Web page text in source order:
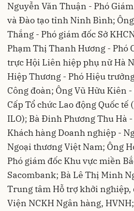
Nguyễn Văn Thuận - Phó
và Đào tạo tỉnh Ninh Bình;
Thắng - Phó giám đốc Sở
Phạm Thị Thanh Hương - Phó
trực Hội Liên hiệp phụ nữ Hà
Hiệp Thương - Phó Hiệu
Công đoàn; Ông Vũ Hữu Kiên
Cấp Tổ chức Lao động Quốc
ILO); Bà Đinh Phương Thu Hà
Khách hàng Doanh nghiệp -
Ngoại thương Việt Nam; Ông
Phó giám đốc Khu vực miền
Sacombank; Bà Lê Thị Minh
Trung tâm Hỗ trợ khởi nghiệp,
Viện NCKH Ngân hàng,